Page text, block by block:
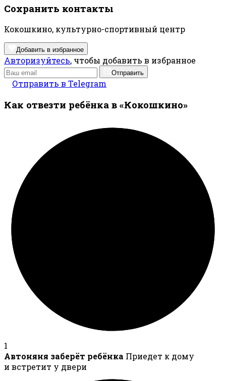
Сохранить контакты
Кокошкино, культурно-спортивный центр
Добавить в избранное
Авторизуйтесь, чтобы добавить в избранное
Отправить
Отправить в Telegram
Как отвезти ребёнка в «Кокошкино»
1
Автоняня заберёт ребёнка Приедет к дому
и встретит у двери